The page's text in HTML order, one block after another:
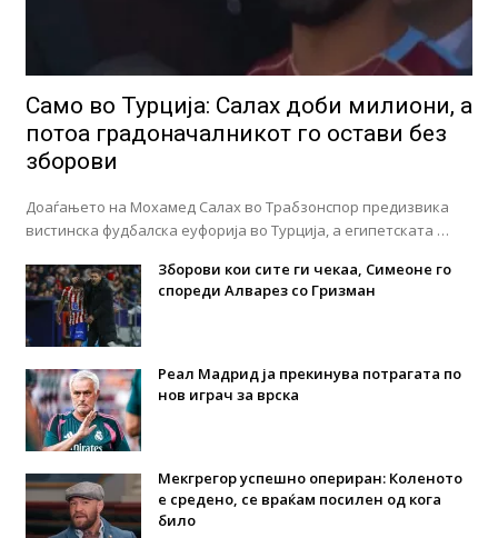
Само во Турција: Салах доби милиони, а
потоа градоначалникот го остави без
зборови
Доаѓањето на Мохамед Салах во Трабзонспор предизвика
вистинска фудбалска еуфорија во Турција, а египетската …
Зборови кои сите ги чекаа, Симеоне го
спореди Алварез со Гризман
Реал Мадрид ја прекинува потрагата по
нов играч за врска
Мекгрегор успешно опериран: Коленото
е средено, се враќам посилен од кога
било